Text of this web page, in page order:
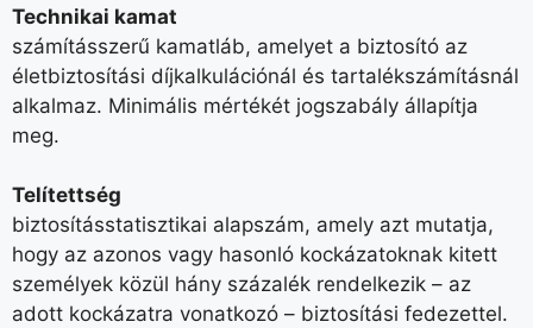
Technikai kamat
számításszerű kamatláb, amelyet a biztosító az
életbiztosítási díjkalkulációnál és tartalékszámításnál
alkalmaz. Minimális mértékét jogszabály állapítja
meg.
Telítettség
biztosításstatisztikai alapszám, amely azt mutatja,
hogy az azonos vagy hasonló kockázatoknak kitett
személyek közül hány százalék rendelkezik – az
adott kockázatra vonatkozó – biztosítási fedezettel.